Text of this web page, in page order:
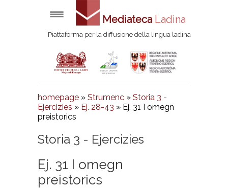
Mediateca Ladina
Piattaforma per la diffusione della lingua ladina
homepage » Strumenc » Storia 3 -
Ejercizies » Ej. 28-43 » Ej. 31 I omegn
preistorics
Storia 3 - Ejercizies
Ej. 31 I omegn
preistorics